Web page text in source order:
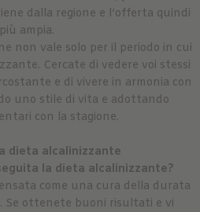
dalla regione e l’offerta quindi
ampia.
non vale solo per il periodo in cui
Cercate di vedere voi stessi
e di vivere in armonia con
uno stile di vita e adottando
con la stagione.
dieta alcalinizzante
la dieta alcalinizzante?
come una cura della durata
Se ottenete buoni risultati e vi